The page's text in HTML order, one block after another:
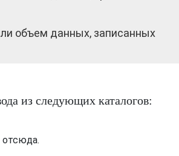
объем данных, записанных
из следующих каталогов:
отсюда.